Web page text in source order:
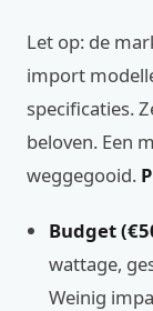
Let op: de
import
specificaties.
beloven. Een
weggegooid.
Budget
wattage,
Weinig